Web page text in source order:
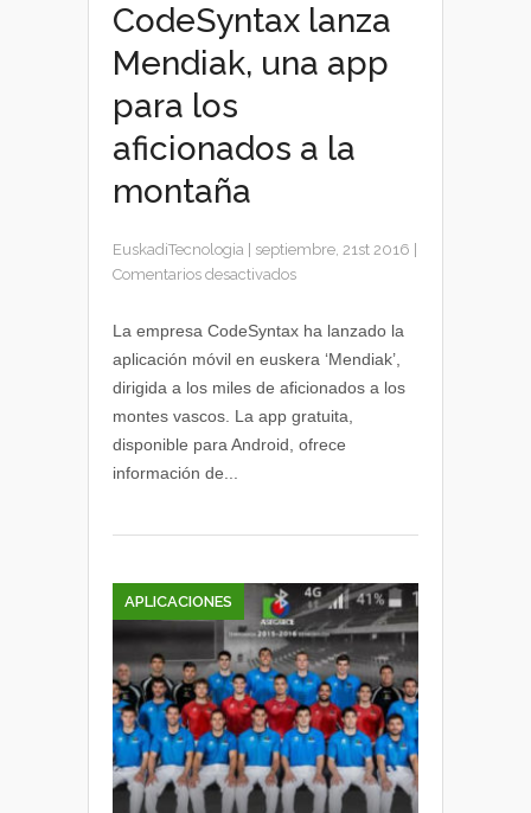
CodeSyntax lanza
Mendiak, una app
para los
aficionados a la
montaña
EuskadiTecnologia septiembre, 21st 2016
Comentarios desactivadosen
lanza
app
para
los
La empresa CodeSyntax ha lanzado la
aplicación móvil en euskera ‘Mendiak’,
dirigida a los miles de aficionados a los
montes vascos. La app gratuita,
disponible para Android, ofrece
información de...
APLICACIONES